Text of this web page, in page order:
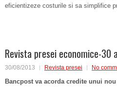
eficientizeze costurile si sa simplifice
Revista presei economice-30
30/08/2013 Revista presei No
Bancpost va acorda credite unui